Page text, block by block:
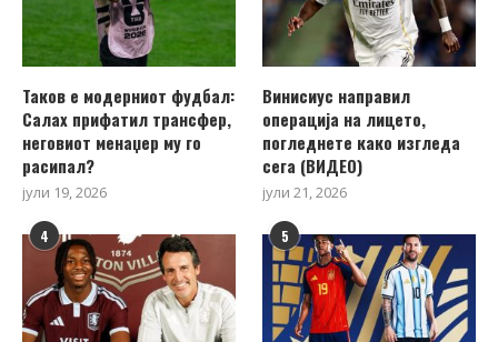
Таков е модерниот фудбал:
Салах прифатил трансфер,
неговиот менаџер му го
расипал?
јули 19, 2026
Винисиус направил
операција на лицето,
погледнете како изгледа
сега (ВИДЕО)
јули 21, 2026
4 5